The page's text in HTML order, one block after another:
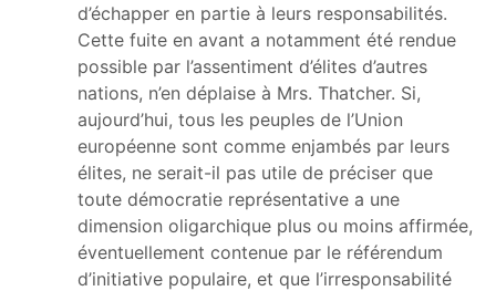
d’échapper en partie à leurs responsabilités.
Cette fuite en avant a notamment été rendue
possible par l’assentiment d’élites d’autres
nations, n’en déplaise à Mrs. Thatcher. Si,
aujourd’hui, tous les peuples de l’Union
européenne sont comme enjambés par leurs
élites, ne serait-il pas utile de préciser que
toute démocratie représentative a une
dimension oligarchique plus ou moins affirmée,
éventuellement contenue par le référendum
d’initiative populaire, et que l’irresponsabilité